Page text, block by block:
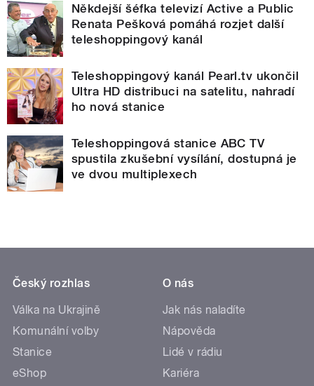
Někdejší šéfka televizí Active a Public
Renata Pešková pomáhá rozjet další
teleshoppingový kanál
Teleshoppingový kanál Pearl.tv ukončil
Ultra HD distribuci na satelitu, nahradí
ho nová stanice
Teleshoppingová stanice ABC TV
spustila zkušební vysílání, dostupná je
ve dvou multiplexech
Český rozhlas
Válka na Ukrajině
Komunální volby
Stanice
eShop
O nás
Jak nás naladíte
Nápověda
Lidé v rádiu
Kariéra